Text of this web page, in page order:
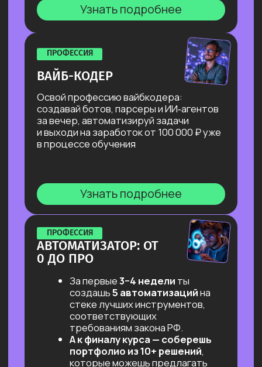
Собираешь портфолио
на реальных и учебных кейсах
и разбираешься в каналах поиска
заказов.
и стратегия поиска.
Берем учебные заказы
Выполняем учебные заказы
от университета, которые можно
выполнить без давления,
с пошаговой обратной связью.
и уверенность.
Работаем с куратором
практики
Подбираем подходящие первые
реальные заказы, усиливаем
отклики, тренируем навык
переговоров с заказчиком.
А еще — просто поддерживаем
и не даем слиться!)
Результат: первый заказ!
«Безопасная сделка»
Фиксируем объём работ и оплату,
решаем юридическую часть.